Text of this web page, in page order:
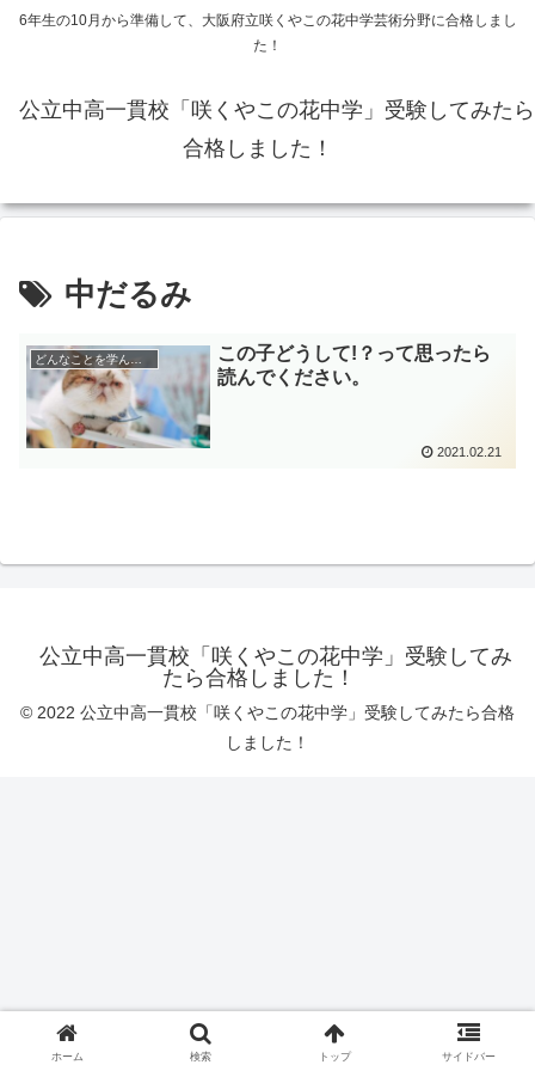
6年生の10月から準備して、大阪府立咲くやこの花中学芸術分野に合格しまし
た！
公立中高一貫校「咲くやこの花中学」受験してみたら
合格しました！
中だるみ
この子どうして!？って思ったら
読んでください。
2021.02.21
公立中高一貫校「咲くやこの花中学」受験してみ
たら合格しました！
© 2022 公立中高一貫校「咲くやこの花中学」受験してみたら合格
しました！
ホーム 検索 トップ サイドバー